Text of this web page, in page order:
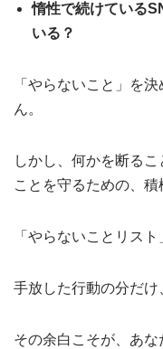
惰性で続けている
いる？
「やらないこと」を
ん。
しかし、何かを断る
ことを守るための、積
「やらないことリス
手放した行動の分だけ
その余白こそが、あ